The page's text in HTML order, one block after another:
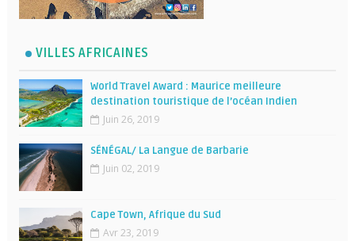
VILLES AFRICAINES
World Travel Award : Maurice meilleure
destination touristique de l’océan Indien
Juin 26, 2019
SÉNÉGAL/ La Langue de Barbarie
Juin 02, 2019
Cape Town, Afrique du Sud
Avr 23, 2019